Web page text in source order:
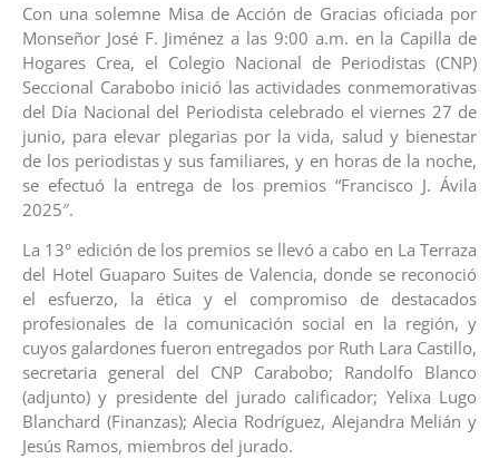
Con una solemne Misa de Acción de Gracias oficiada por
Monseñor José F. Jiménez a las 9:00 a.m. en la Capilla de
Hogares Crea, el Colegio Nacional de Periodistas (CNP)
Seccional Carabobo inició las actividades conmemorativas
del Día Nacional del Periodista celebrado el viernes 27 de
junio, para elevar plegarias por la vida, salud y bienestar
de los periodistas y sus familiares, y en horas de la noche,
se efectuó la entrega de los premios “Francisco J. Ávila
2025″.
La 13° edición de los premios se llevó a cabo en La Terraza
del Hotel Guaparo Suites de Valencia, donde se reconoció
el esfuerzo, la ética y el compromiso de destacados
profesionales de la comunicación social en la región, y
cuyos galardones fueron entregados por Ruth Lara Castillo,
secretaria general del CNP Carabobo; Randolfo Blanco
(adjunto) y presidente del jurado calificador; Yelixa Lugo
Blanchard (Finanzas); Alecia Rodríguez, Alejandra Melián y
Jesús Ramos, miembros del jurado.